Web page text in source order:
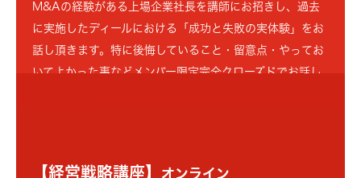
M&Aの経験がある上場企業社長を講師にお招きし、過去
に実施したディールにおける「成功と失敗の実体験」をお
話し頂きます。特に後悔していること・留意点・やってお
いてよかった事などメンバー限定完全クローズドでお話し
【経営戦略講座】 オンライン